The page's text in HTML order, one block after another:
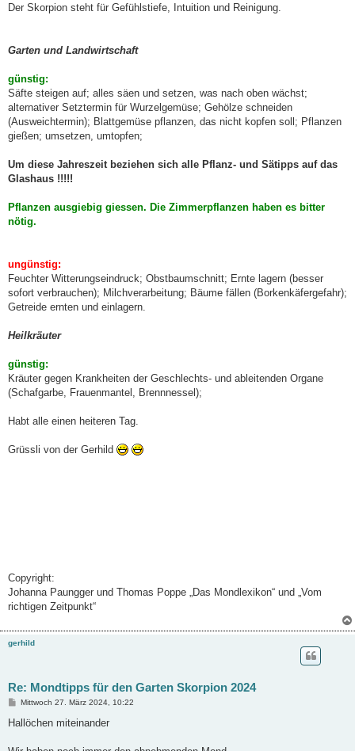
Der Skorpion steht für Gefühlstiefe, Intuition und Reinigung.
Garten und Landwirtschaft
günstig:
Säfte steigen auf; alles säen und setzen, was nach oben wächst;
alternativer Setztermin für Wurzelgemüse; Gehölze schneiden
(Ausweichtermin); Blattgemüse pflanzen, das nicht kopfen soll; Pflanzen
gießen; umsetzen, umtopfen;
Um diese Jahreszeit beziehen sich alle Pflanz- und Sätipps auf das
Glashaus !!!!!
Pflanzen ausgiebig giessen. Die Zimmerpflanzen haben es bitter
nötig.
ungünstig:
Feuchter Witterungseindruck; Obstbaumschnitt; Ernte lagern (besser
sofort verbrauchen); Milchverarbeitung; Bäume fällen (Borkenkäfergefahr);
Getreide ernten und einlagern.
Heilkräuter
günstig:
Kräuter gegen Krankheiten der Geschlechts- und ableitenden Organe
(Schafgarbe, Frauenmantel, Brennnessel);
Habt alle einen heiteren Tag.
Grüssli von der Gerhild
Copyright:
Johanna Paungger und Thomas Poppe „Das Mondlexikon“ und „Vom
richtigen Zeitpunkt“
gerhild
Re: Mondtipps für den Garten Skorpion 2024
B
i
a
Mittwoch 27. März 2024, 10:22
Hallöchen miteinander